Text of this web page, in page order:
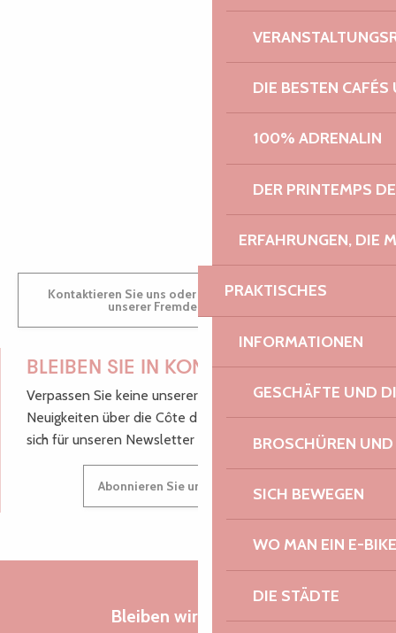
DIE BESTEN
100% ADRENALIN
DER PRINTEMPS
ERFAHRUNGEN, DIE
PRAKTISCHES
INFORMATIONEN
GESCHÄFTE UND
BROSCHÜREN
SICH BEWEGEN
WO MAN EIN E-
DIE STÄDTE
AUDREY
Kontaktieren Sie uns oder besuchen Sie uns in einem
unserer Fremdenverkehrsbüros.
BLEIBEN SIE IN KONTAKT!
Verpassen Sie keine unserer guten Tipps und
Neuigkeiten über die Côte de Granit Rose, melden Sie
sich für unseren Newsletter an.
Abonnieren Sie unseren Newsletter
Bleiben wir verbunden